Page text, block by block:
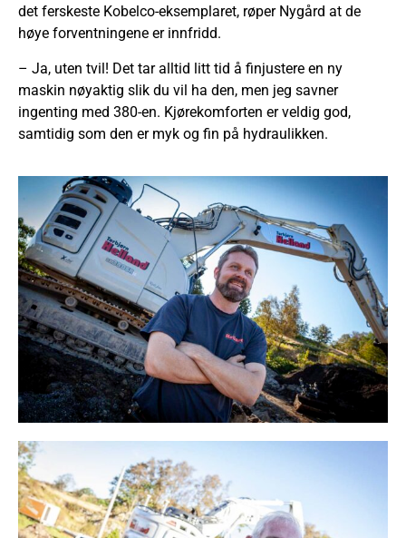
det ferskeste Kobelco-eksemplaret, røper Nygård at de
høye forventningene er innfridd.
– Ja, uten tvil! Det tar alltid litt tid å finjustere en ny
maskin nøyaktig slik du vil ha den, men jeg savner
ingenting med 380-en. Kjørekomforten er veldig god,
samtidig som den er myk og fin på hydraulikken.